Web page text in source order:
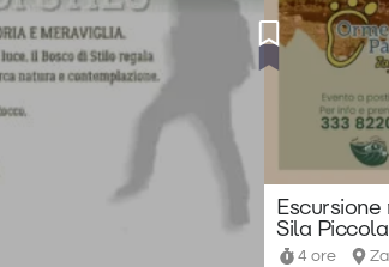
Sila Piccola
4 ore